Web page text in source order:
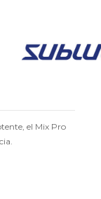
el Mix Pro